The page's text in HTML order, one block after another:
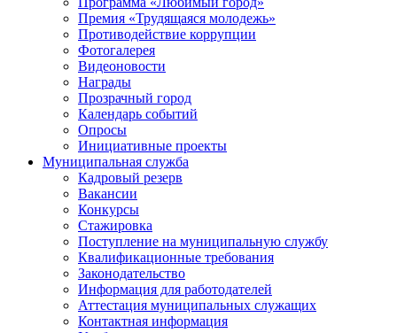
Премия «Трудящаяся молодежь»
Противодействие коррупции
Фотогалерея
Видеоновости
Награды
Прозрачный город
Календарь событий
Опросы
Инициативные проекты
Муниципальная служба
Кадровый резерв
Вакансии
Конкурсы
Стажировка
Поступление на муниципальную службу
Квалификационные требования
Законодательство
Информация для работодателей
Аттестация муниципальных служащих
Контактная информация